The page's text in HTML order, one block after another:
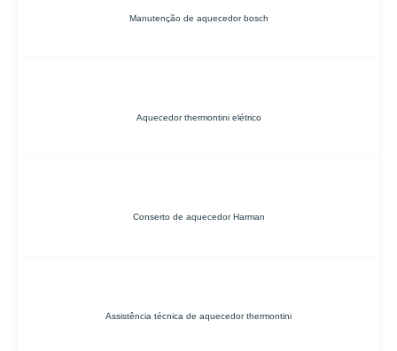
Manutenção de aquecedor bosch
Aquecedor thermontini elétrico
Conserto de aquecedor Harman
Assistência técnica de aquecedor thermontini